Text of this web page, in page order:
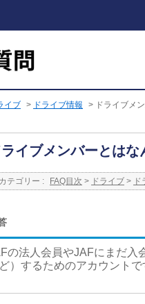
イブ > ドライブ情報 > ドライブメ
ライブメンバーとはな
カテゴリー : FAQ目次 > ドライブ >
の法人会員やJAFにまだ入
）するためのアカウントで